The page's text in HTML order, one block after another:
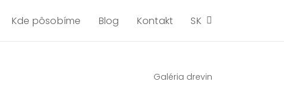
Kde pôsobíme Blog Kontakt SK
Galéria drevin